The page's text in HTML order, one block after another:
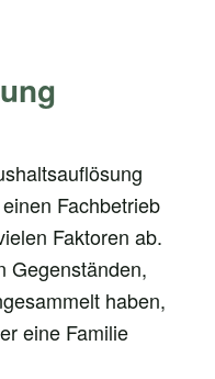
Fachbetrieb
Faktoren ab.
Gegenständen,
haben,
eine Familie